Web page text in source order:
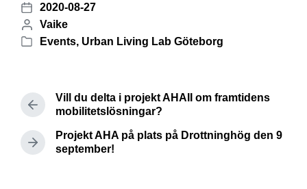
P
o
s
a
t
e
2020-08-27
P
o
d
y
Vaike
P
t
e
d
i
Events, Urban Living Lab Göteborg
P
e
v
Vill du delta i projekt AHAII om framtidens
mobilitetslösningar?
N
Projekt AHA på plats på Drottninghög den 9
september!